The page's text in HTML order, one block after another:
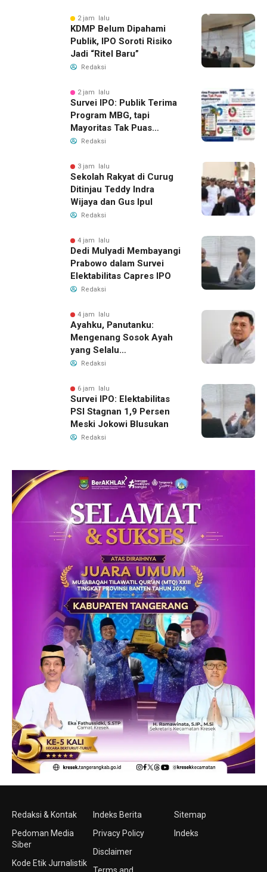
2 jam lalu
KDMP Belum Dipahami
Publik, IPO Soroti Risiko
Jadi “Ritel Baru”
Redaksi
2 jam lalu
Survei IPO: Publik Terima
Program MBG, tapi
Mayoritas Tak Puas
dengan Pengelolaannya
Redaksi
3 jam lalu
Sekolah Rakyat di Curug
Ditinjau Teddy Indra
Wijaya dan Gus Ipul
Redaksi
4 jam lalu
Dedi Mulyadi Membayangi
Prabowo dalam Survei
Elektabilitas Capres IPO
Redaksi
4 jam lalu
Ayahku, Panutanku:
Mengenang Sosok Ayah
yang Selalu
Membersamaiku
Redaksi
6 jam lalu
Survei IPO: Elektabilitas
PSI Stagnan 1,9 Persen
Meski Jokowi Blusukan
Redaksi
Redaksi & Kontak
Pedoman Media
Siber
Kode Etik Jurnalistik
Indeks Berita
Privacy Policy
Disclaimer
Sitemap
Indeks